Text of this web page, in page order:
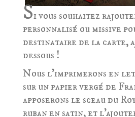
Si vous souhaitez
personnalisé ou missive
destinataire de la carte,
dessous !
Nous l'imprimerons en
sur un papier vergé de
apposerons le sceau du
ruban en satin, et